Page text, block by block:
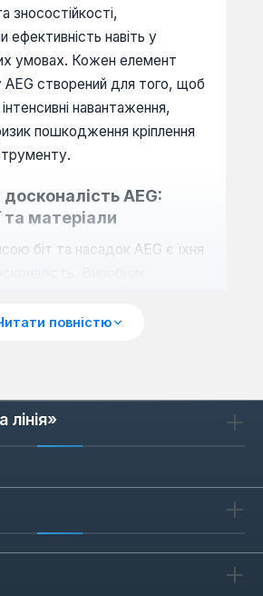
зносостійкості,
ефективність навіть у
умовах. Кожен елемент
створений для того, щоб
навантаження,
пошкодження кріплення
AEG:
та матеріали
біт та насадок AEG є їхня
процеси термічної
навантажень.
«вислизання» (cam-out) та
служби як біти, так і
цьому, інструменти AEG
виняткову стійкість до
та абразивного зносу,
повністю
лінія»